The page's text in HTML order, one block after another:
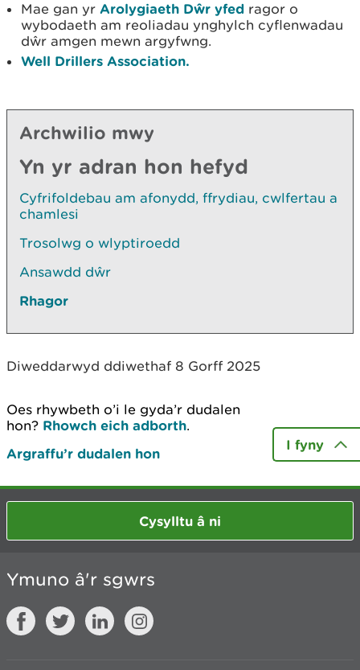
Mae gan yr Arolygiaeth Dŵr yfed ragor o
wybodaeth am reoliadau ynghylch cyflenwadau
dŵr amgen mewn argyfwng.
Well Drillers Association.
Archwilio mwy
Yn yr adran hon hefyd
Cyfrifoldebau am afonydd, ffrydiau, cwlfertau a
chamlesi
Trosolwg o wlyptiroedd
Ansawdd dŵr
Rhagor
Diweddarwyd ddiwethaf 8 Gorff 2025
Oes rhywbeth o’i le gyda’r dudalen
hon? Rhowch eich adborth.
Argraffu’r dudalen hon
I fyny
Cysylltu â ni
Ymuno â'r sgwrs